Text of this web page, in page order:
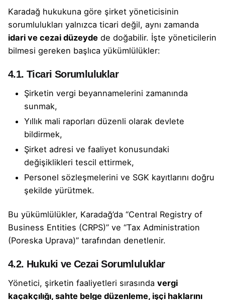
Karadağ hukukuna göre şirket yöneticisinin
sorumlulukları yalnızca ticari değil, aynı zamanda
idari ve cezai düzeyde de doğabilir. İşte yöneticilerin
bilmesi gereken başlıca yükümlülükler:
4.1. Ticari Sorumluluklar
Şirketin vergi beyannamelerini zamanında
sunmak,
Yıllık mali raporları düzenli olarak devlete
bildirmek,
Şirket adresi ve faaliyet konusundaki
değişiklikleri tescil ettirmek,
Personel sözleşmelerini ve SGK kayıtlarını doğru
şekilde yürütmek.
Bu yükümlülükler, Karadağ’da “Central Registry of
Business Entities (CRPS)” ve “Tax Administration
(Poreska Uprava)” tarafından denetlenir.
4.2. Hukuki ve Cezai Sorumluluklar
Yönetici, şirketin faaliyetleri sırasında vergi
kaçakçılığı, sahte belge düzenleme, işçi haklarını